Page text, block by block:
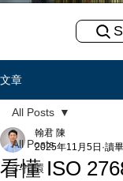
文章
All Posts
3-扣環
All Posts
看懂 ISO
翰君 陳
2025年11月5日 讀